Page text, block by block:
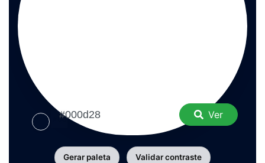
Ver
Gerar paleta Validar contraste